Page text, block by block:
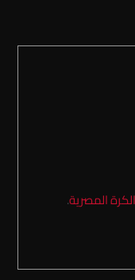
الكرة المصرية.